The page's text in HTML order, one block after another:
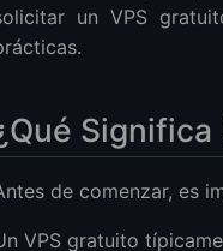
Es una Gran Alternativa
con LightNode
un VPS
Significa
de comenzar, es
VPS gratuito